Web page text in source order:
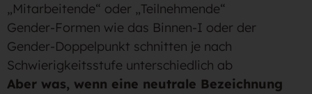
„Mitarbeitende“ oder „Teilnehmende“
Gender-Formen wie das Binnen-I oder der
Gender-Doppelpunkt schnitten je nach
Schwierigkeitsstufe unterschiedlich ab
Aber was, wenn eine neutrale Bezeichnung